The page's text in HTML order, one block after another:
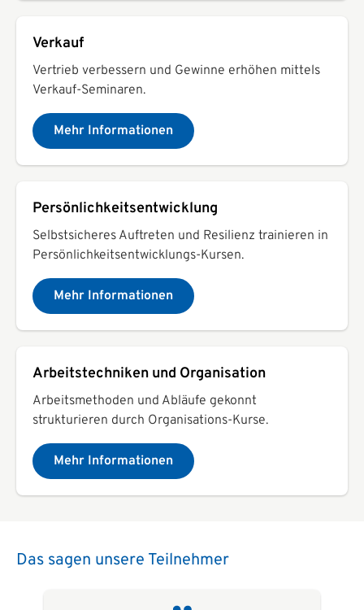
Verkauf
Vertrieb verbessern und Gewinne erhöhen mittels
Verkauf-Seminaren.
Mehr Informationen
Persönlichkeitsentwicklung
Selbstsicheres Auftreten und Resilienz trainieren in
Persönlichkeitsentwicklungs-Kursen.
Mehr Informationen
Arbeitstechniken und Organisation
Arbeitsmethoden und Abläufe gekonnt
strukturieren durch Organisations-Kurse.
Mehr Informationen
Das sagen unsere Teilnehmer